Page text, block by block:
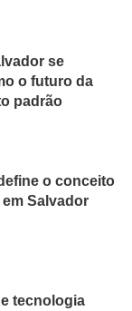
se
o futuro da
padrão
o conceito
Salvador
tecnologia